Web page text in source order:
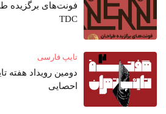
فونت‌های برگزیده
TDC
تایپ فارسی
دومین رویداد هفته‌
احصایی